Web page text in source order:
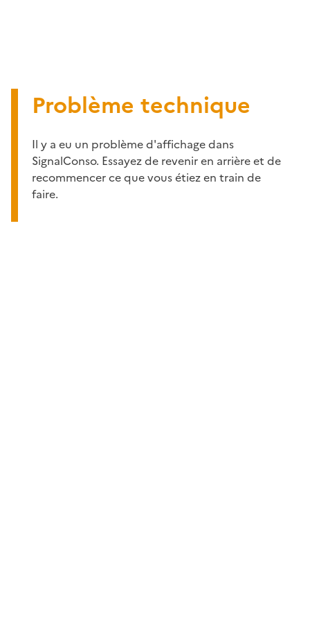
Problème technique
Il y a eu un problème d'affichage dans
SignalConso. Essayez de revenir en arrière et de
recommencer ce que vous étiez en train de
faire.